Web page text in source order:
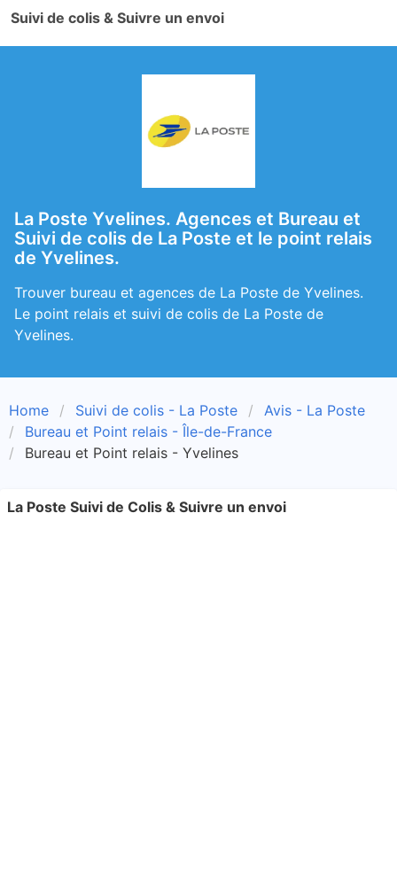
Suivi de colis & Suivre un envoi
La Poste Yvelines. Agences et Bureau et
Suivi de colis de La Poste et le point relais
de Yvelines.
Trouver bureau et agences de La Poste de Yvelines.
Le point relais et suivi de colis de La Poste de
Yvelines.
Home Suivi de colis - La Poste
Avis - La Poste
Bureau et Point relais - Île-de-France
Bureau et Point relais - Yvelines
La Poste Suivi de Colis & Suivre un envoi